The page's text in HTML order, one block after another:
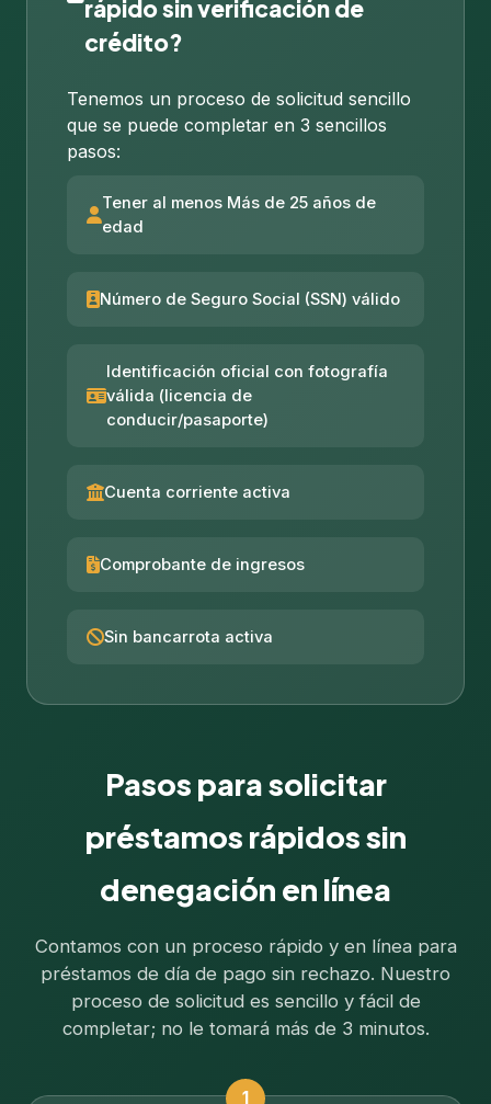
rápido sin verificación de
crédito?
Tenemos un proceso de solicitud sencillo
que se puede completar en 3 sencillos
pasos:
Tener al menos Más de 25 años de
edad
Número de Seguro Social (SSN) válido
Identificación oficial con fotografía
válida (licencia de
conducir/pasaporte)
Cuenta corriente activa
Comprobante de ingresos
Sin bancarrota activa
Pasos para solicitar
préstamos rápidos sin
denegación en línea
Contamos con un proceso rápido y en línea para
préstamos de día de pago sin rechazo. Nuestro
proceso de solicitud es sencillo y fácil de
completar; no le tomará más de 3 minutos.
1